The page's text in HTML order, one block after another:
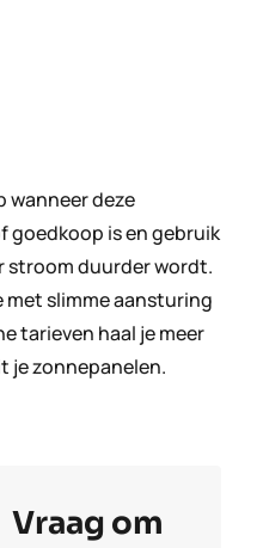
wanneer deze
goedkoop is en gebruik
stroom duurder wordt.
met slimme aansturing
tarieven haal je meer
je zonnepanelen.
Vraag om